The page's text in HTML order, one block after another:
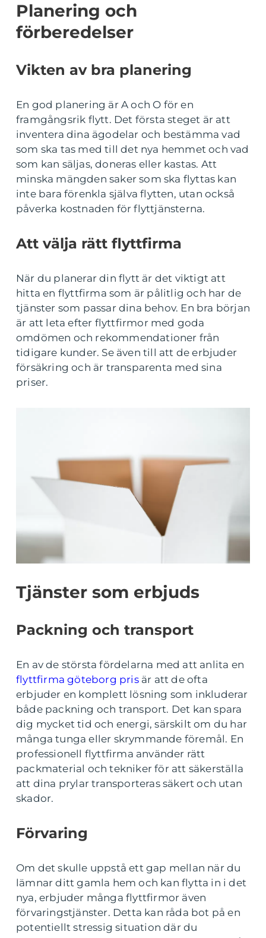
Planering och
förberedelser
Vikten av bra planering
En god planering är A och O för en
framgångsrik flytt. Det första steget är att
inventera dina ägodelar och bestämma vad
som ska tas med till det nya hemmet och vad
som kan säljas, doneras eller kastas. Att
minska mängden saker som ska flyttas kan
inte bara förenkla själva flytten, utan också
påverka kostnaden för flyttjänsterna.
Att välja rätt flyttfirma
När du planerar din flytt är det viktigt att
hitta en flyttfirma som är pålitlig och har de
tjänster som passar dina behov. En bra början
är att leta efter flyttfirmor med goda
omdömen och rekommendationer från
tidigare kunder. Se även till att de erbjuder
försäkring och är transparenta med sina
priser.
Tjänster som erbjuds
Packning och transport
En av de största fördelarna med att anlita en
flyttfirma göteborg prisär att de ofta
erbjuder en komplett lösning som inkluderar
både packning och transport. Det kan spara
dig mycket tid och energi, särskilt om du har
många tunga eller skrymmande föremål. En
professionell flyttfirma använder rätt
packmaterial och tekniker för att säkerställa
att dina prylar transporteras säkert och utan
skador.
Förvaring
Om det skulle uppstå ett gap mellan när du
lämnar ditt gamla hem och kan flytta in i det
nya, erbjuder många flyttfirmor även
förvaringstjänster. Detta kan råda bot på en
potentiellt stressig situation där du